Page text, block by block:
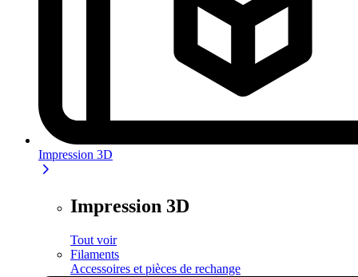
Impression 3D
Impression 3D
Tout voir
Filaments
Accessoires et pièces de rechange